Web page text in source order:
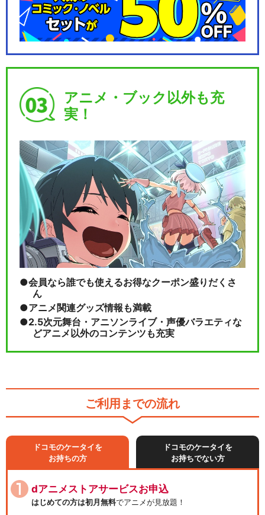
アニメ・ブック以外も充
実！
会員なら誰でも使えるお得なクーポン盛りだくさ
ん
アニメ関連グッズ情報も満載
2.5次元舞台・アニソンライブ・声優バラエティな
どアニメ以外のコンテンツも充実
ご利用までの流れ
ドコモのケータイを
お持ちの方
ドコモのケータイを
お持ちでない方
dアニメストアサービスお申込
はじめての方は初月無料でアニメが見放題！